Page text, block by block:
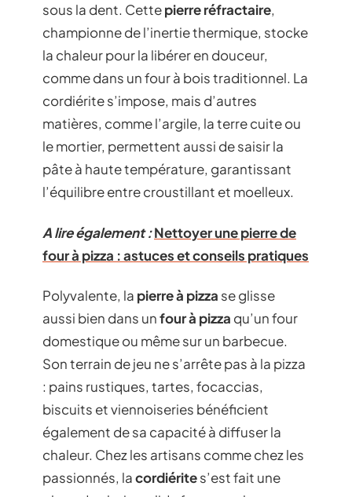
sous la dent. Cettepierre réfractaire,
championne de l’inertie thermique, stocke
la chaleur pour la libérer en douceur,
comme dans un four à bois traditionnel. La
cordiérite s’impose, mais d’autres
matières, comme l’argile, la terre cuite ou
le mortier, permettent aussi de saisir la
pâte à haute température, garantissant
l’équilibre entre croustillant et moelleux.
A lire également :Nettoyer une pierre de
four à pizza : astuces et conseils pratiques
Polyvalente, la pierre à pizza se glisse
aussi bien dans unfour à pizza qu’un four
domestique ou même sur un barbecue.
Son terrain de jeu ne s’arrête pas à la pizza
: pains rustiques, tartes, focaccias,
biscuits et viennoiseries bénéficient
également de sa capacité à diffuser la
chaleur. Chez les artisans comme chez les
passionnés, lacordiérites’est fait une